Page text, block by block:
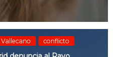
conflicto